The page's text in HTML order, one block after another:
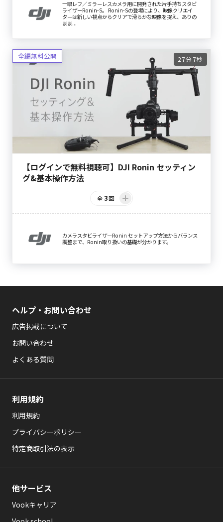
一眼レフ／ミラーレスカメラ用に開発された片手持ちスタビ
ライザーRonin-S。 Ronin-Sの登場により、映像クリエイ
ターは新しい視点からクリアで滑らかな映像を捉え、ありの
まま...
27分7秒
【ログインで無料視聴可】DJI Ronin セッティン
グ&基本操作方法
全3回
カメラスタビライザーRonin セットアップ方法からバランス
調整まで、Ronin取り扱いの基礎が分かります。
ヘルプ・お問い合わせ
広告掲載について
お問い合わせ
よくある質問
利用規約
利用規約
プライバシーポリシー
特定商取引法の表示
他サービス
Vookキャリア